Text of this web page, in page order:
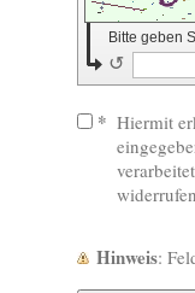
Bitte geben
↺
* Hiermit
Hinweis :